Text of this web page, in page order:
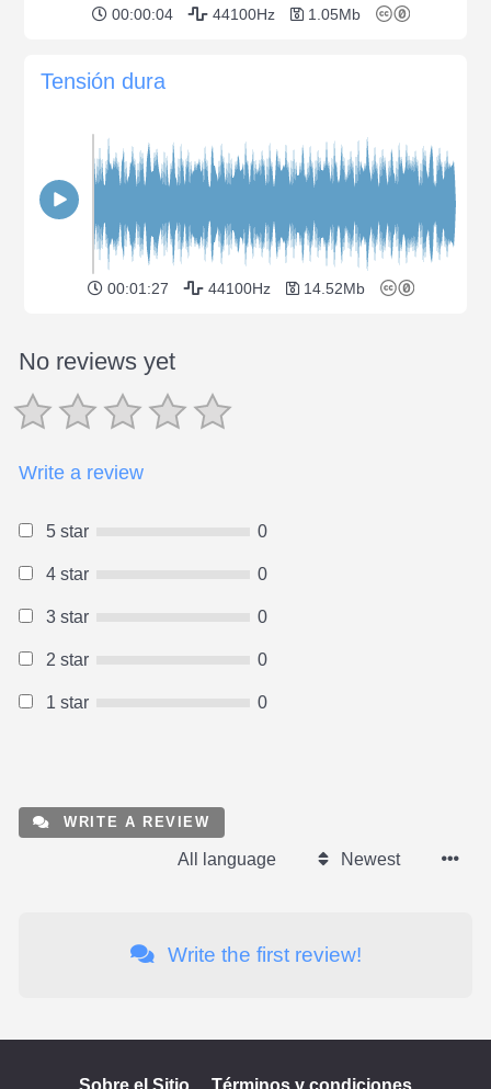
00:00:04 44100Hz 1.05Mb
Tensión dura
00:01:27 44100Hz 14.52Mb
No reviews yet
Write a review
5 star 0
4 star 0
3 star 0
2 star 0
1 star 0
WRITE A REVIEW
All language Newest
Write the first review!
Sobre el Sitio Términos y condiciones